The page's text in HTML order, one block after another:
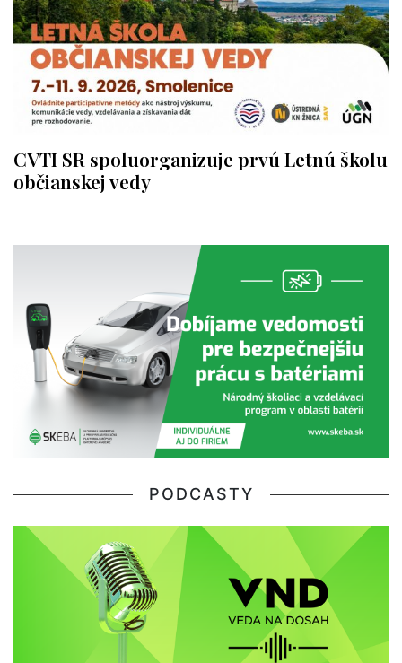
CVTI SR spoluorganizuje prvú Letnú školu
občianskej vedy
PODCASTY